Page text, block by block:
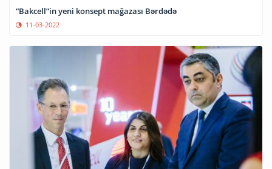
“Bakcell”in yeni konsept mağazası Bərdədə
11-03-2022